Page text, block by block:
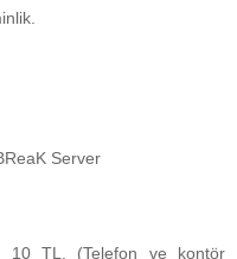
Server
10 TL. (Telefon ve kontör